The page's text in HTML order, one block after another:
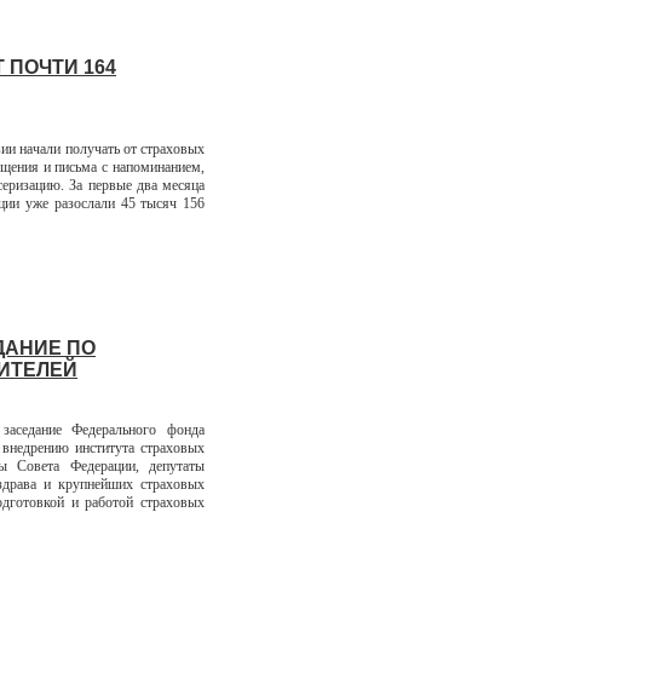
164
начали получать от страховых
и письма с напоминанием,
За первые два месяца
уже разослали 45 тысяч 156
ПО
Федерального фонда
института страховых
Совета Федерации, депутаты
и крупнейших страховых
и работой страховых